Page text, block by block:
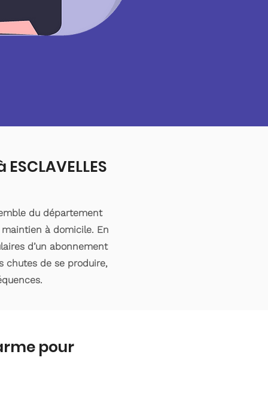
du département
maintien à domicile. En
d’un abonnement
chutes de se produire,
pour